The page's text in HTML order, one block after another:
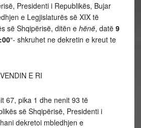
Presidenti i Republikës, Bujar
e Legjislaturës së XIX të
së Shqipërisë, ditën e hënë, datë 9
“- shkruhet ne dekretin e kreut te
E RI
67, pika 1 dhe nenit 93 të
së Shqipërisë, Presidenti i
dekretoi mbledhjen e